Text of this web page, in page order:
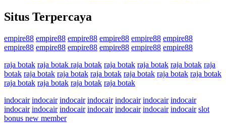
Situs Terpercaya
empire88 empire88 empire88 empire88 empire88 empire88
empire88 empire88 empire88 empire88 empire88 empire88
raja botak raja botak raja botak raja botak raja botak raja botak raja
botak raja botak raja botak raja botak raja botak raja botak raja botak
raja botak raja botak raja botak raja botak
indocair indocair indocair indocair indocair indocair indocair
indocair indocair indocair indocair indocair indocair indocair slot
bonus new member